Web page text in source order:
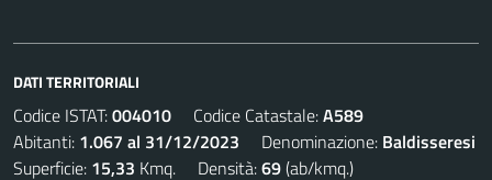
DATI TERRITORIALI
Codice ISTAT:004010 Codice Catastale:A589
Abitanti: 1.067 al 31/12/2023 Denominazione: Baldisseresi
Superficie: 15,33 Kmq. Densità:69(ab/kmq.)